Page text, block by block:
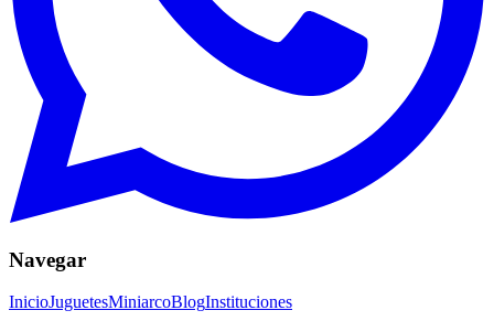
Navegar
InicioJuguetesMiniarcoBlogInstituciones